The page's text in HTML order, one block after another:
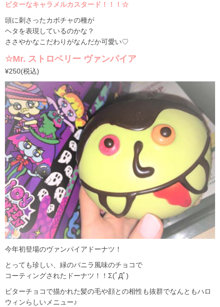
ビターなキャラメルカスタード！！！☆
頭に刺さったカボチャの種が
ヘタを表現しているのかな？
ささやかなこだわりがなんだか可愛い♡
☆Mr. ストロベリー ヴァンパイア
¥250(税込)
今年初登場のヴァンパイアドーナツ！
とっても珍しい、緑のバニラ風味のチョコで
コーティングされたドーナツ！！Σ(ﾟДﾟ)
ビターチョコで描かれた髪の毛や顔との相性も抜群でなんともハロ
ウィンらしいメニュー♪